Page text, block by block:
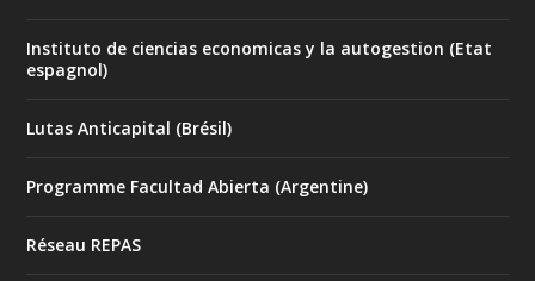
Instituto de ciencias economicas y la autogestion (Etat
espagnol)
Lutas Anticapital (Brésil)
Programme Facultad Abierta (Argentine)
Réseau REPAS